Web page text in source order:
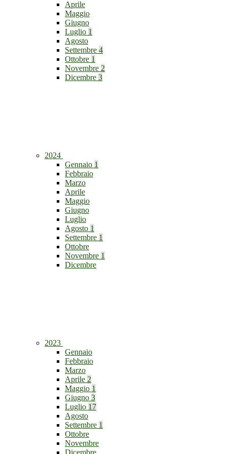
Aprile
Maggio
Giugno
Luglio 1
Agosto
Settembre 4
Ottobre 1
Novembre 2
Dicembre 3
2024
Gennaio 1
Febbraio
Marzo
Aprile
Maggio
Giugno
Luglio
Agosto 1
Settembre 1
Ottobre
Novembre 1
Dicembre
2023
Gennaio
Febbraio
Marzo
Aprile 2
Maggio 1
Giugno 3
Luglio 17
Agosto
Settembre 1
Ottobre
Novembre